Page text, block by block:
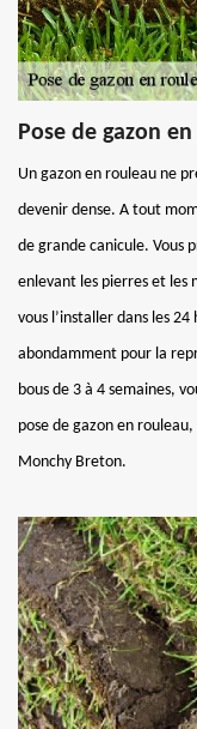
Pose de gazon
Un gazon en rouleau ne
devenir dense. A tout
de grande canicule. Vous
enlevant les pierres et les
vous l’installer dans les
abondamment pour la
bous de 3 à 4 semaines,
pose de gazon en
Monchy Breton.